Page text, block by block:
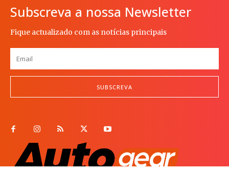
Subscreva a nossa Newsletter
Fique actualizado com as notícias principais
SUBSCREVA